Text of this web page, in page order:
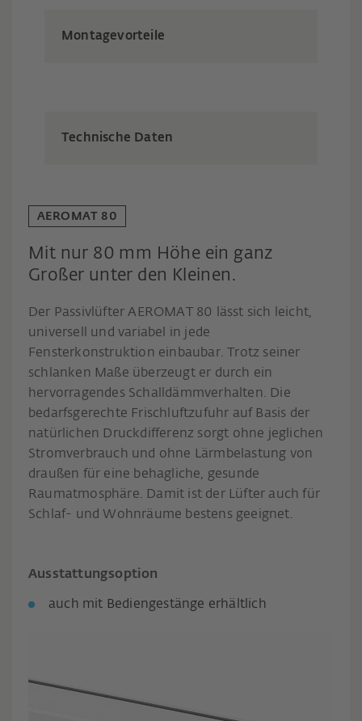
Montagevorteile
Technische Daten
AEROMAT 80
Mit nur 80 mm Höhe ein ganz
Großer unter den Kleinen.
Der Passivlüfter AEROMAT 80 lässt sich leicht,
universell und variabel in jede
Fensterkonstruktion einbaubar. Trotz seiner
schlanken Maße überzeugt er durch ein
hervorragendes Schalldämmverhalten. Die
bedarfsgerechte Frischluftzufuhr auf Basis der
natürlichen Druckdifferenz sorgt ohne jeglichen
Stromverbrauch und ohne Lärmbelastung von
draußen für eine behagliche, gesunde
Raumatmosphäre. Damit ist der Lüfter auch für
Schlaf- und Wohnräume bestens geeignet.
Ausstattungsoption
auch mit Bediengestänge erhältlich